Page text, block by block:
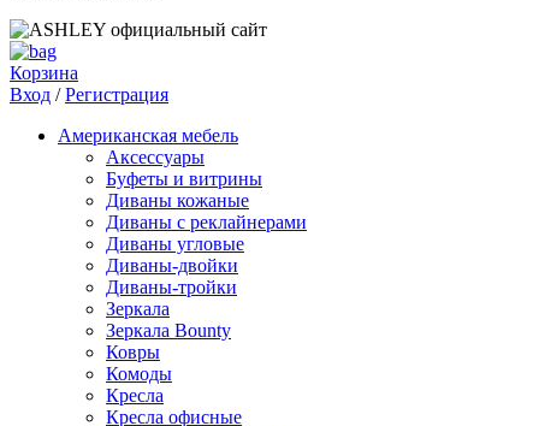
Корзина
Вход /Регистрация
Американская мебель
Аксессуары
Буфеты и витрины
Диваны кожаные
Диваны с реклайнерами
Диваны угловые
Диваны-двойки
Диваны-тройки
Зеркала
Зеркала Bounty
Ковры
Комоды
Кресла
Кресла офисные